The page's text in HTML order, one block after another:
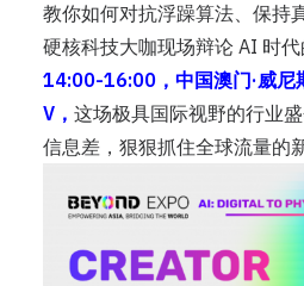
教你如何对抗浮躁算法、保持
硬核科技大咖现场辩论 AI 时代
14:00-16:00，中国澳门·威尼
V， 这场极具国际视野的行业
信息差，狠狠抓住全球流量的